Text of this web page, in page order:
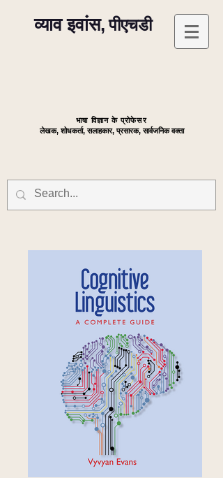
व्याव इवांस, पीएचडी
भाषा विज्ञान के प्रोफेसर
लेखक, शोधकर्ता, सलाहकार, प्रसारक, सार्वजनिक वक्ता